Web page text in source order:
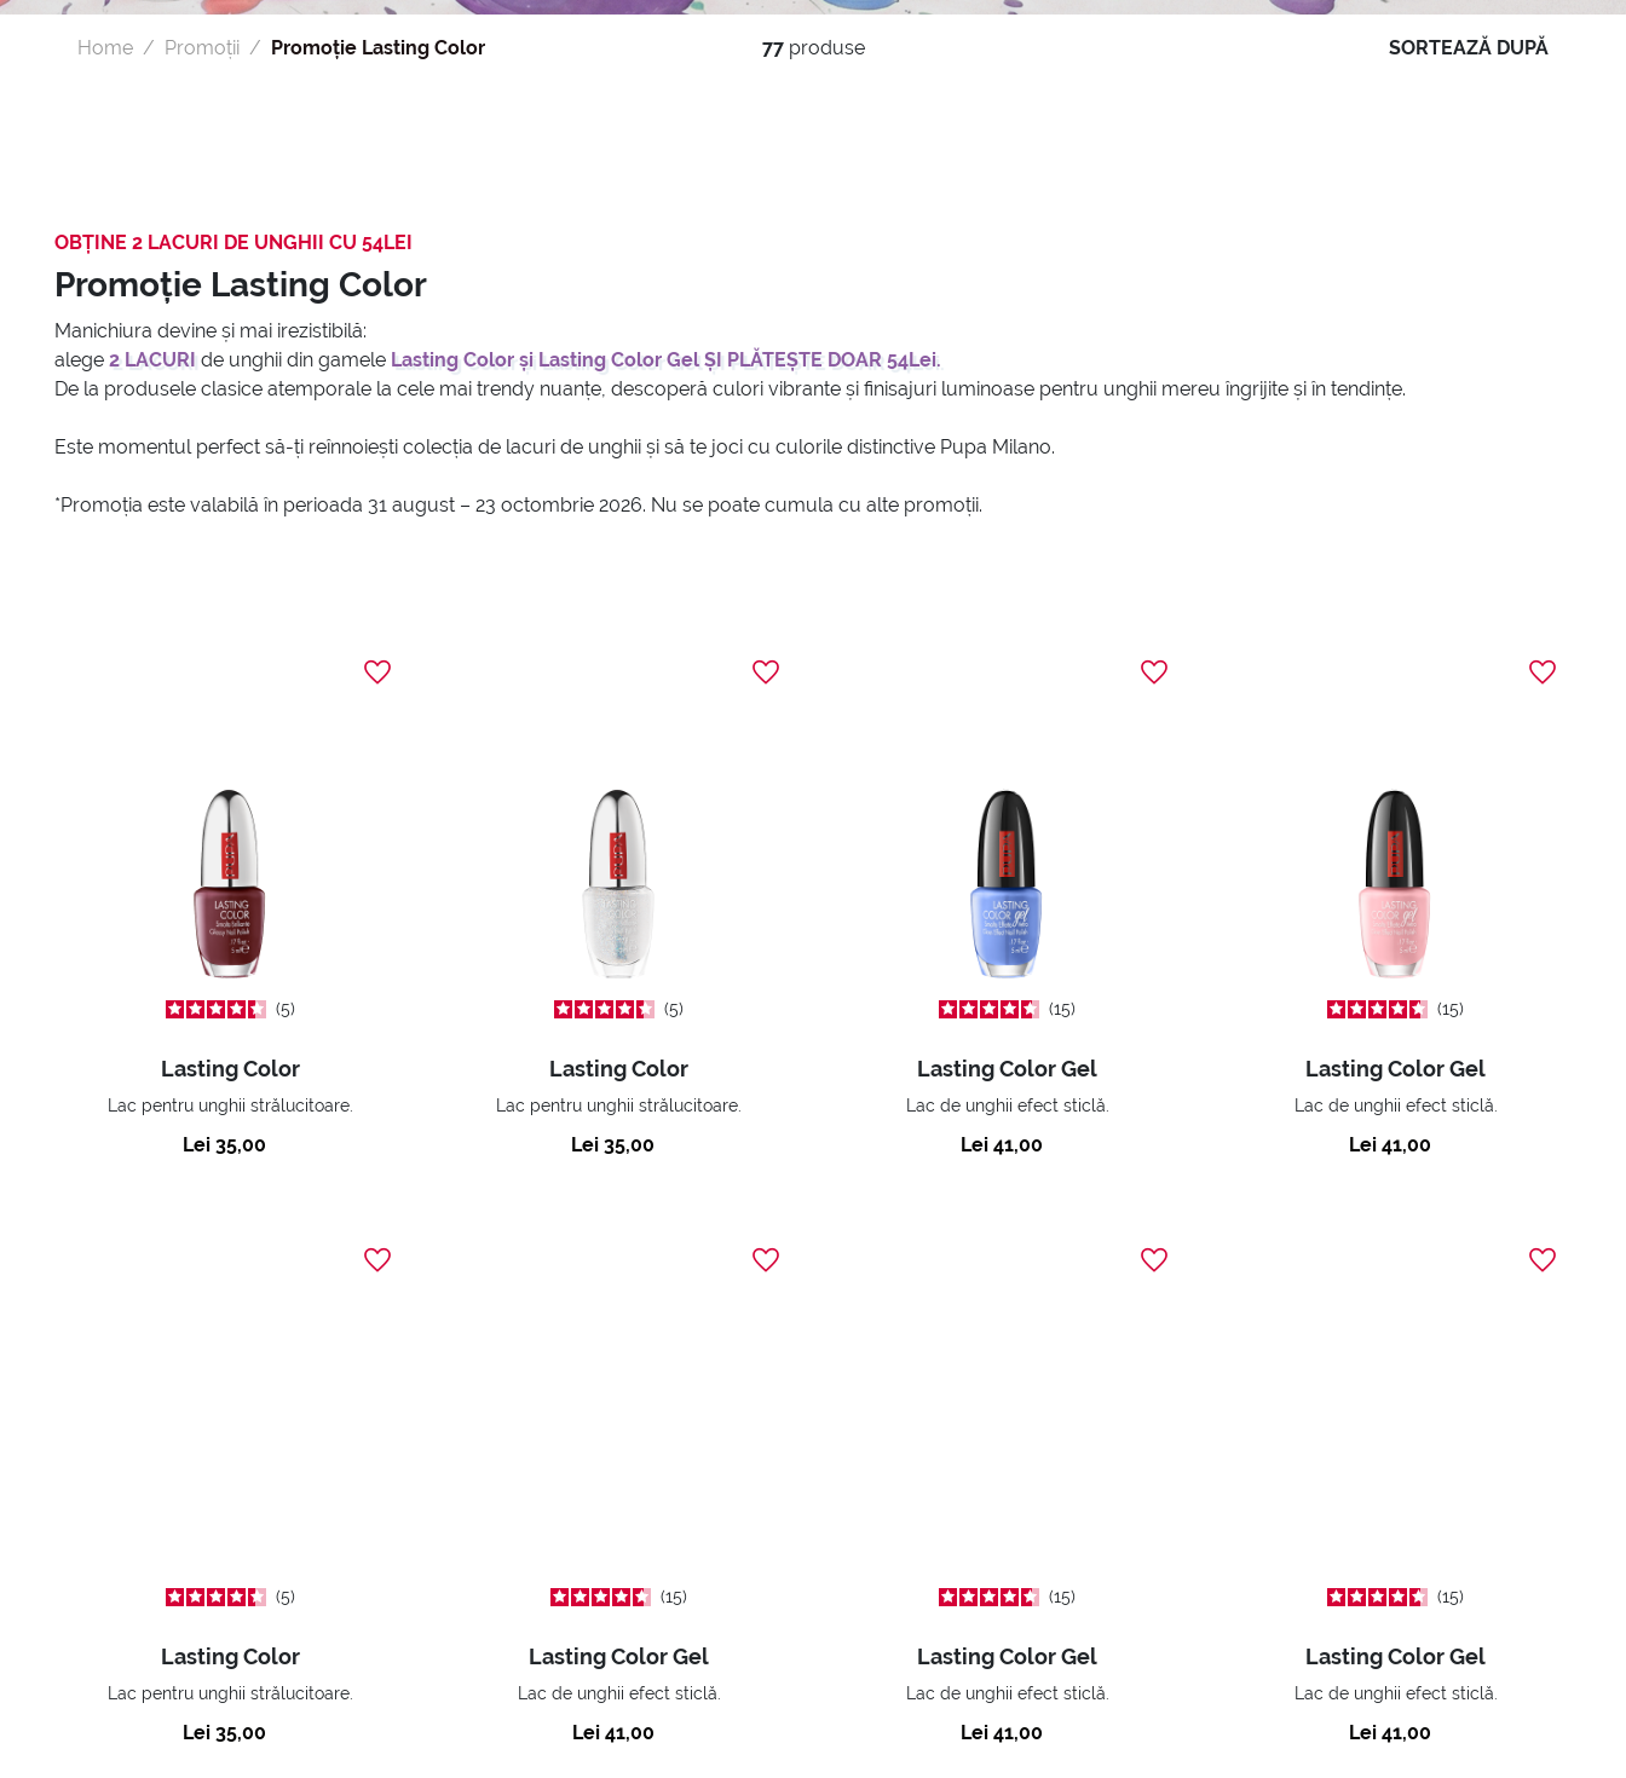
Home Promoții Promoție Lasting Color 77produse SORTEAZĂ DUPĂ
OBȚINE 2 LACURI DE UNGHII CU 54LEI
Promoție Lasting Color
Manichiura devine și mai irezistibilă:
alege 2 LACURI de unghii din gamele Lasting Color și Lasting Color Gel ȘI PLĂTEȘTE DOAR 54Lei.
De la produsele clasice atemporale la cele mai trendy nuanțe, descoperă culori vibrante și finisajuri luminoase pentru unghii mereu îngrijite și în tendințe.
Este momentul perfect să-ți reînnoiești colecția de lacuri de unghii și să te joci cu culorile distinctive Pupa Milano.
*Promoția este valabilă în perioada 31 august – 23 octombrie 2026. Nu se poate cumula cu alte promoții.
5
Lasting Color
Lac pentru unghii strălucitoare.
Lei 35,00
5
Lasting Color
Lac pentru unghii strălucitoare.
Lei 35,00
15
Lasting Color Gel
Lac de unghii efect sticlă.
Lei 41,00
15
Lasting Color Gel
Lac de unghii efect sticlă.
Lei 41,00
5
Lasting Color
Lac pentru unghii strălucitoare.
Lei 35,00
15
Lasting Color Gel
Lac de unghii efect sticlă.
Lei 41,00
15
Lasting Color Gel
Lac de unghii efect sticlă.
Lei 41,00
15
Lasting Color Gel
Lac de unghii efect sticlă.
Lei 41,00